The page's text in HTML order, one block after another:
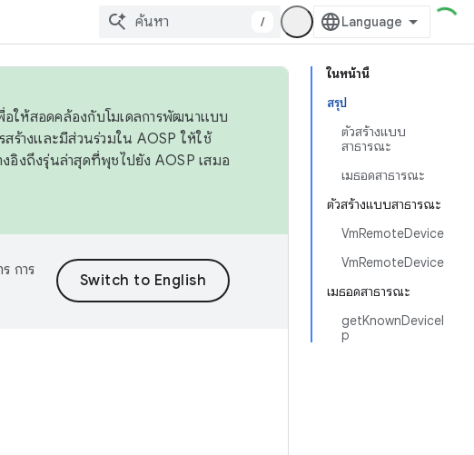
/
ในหน้านี้
สรุป
ตัวสร้างแบบ
สาธารณะ
เมธอดสาธารณะ
ตัวสร้างแบบสาธารณะ
VmRemoteDevice
VmRemoteDevice
เมธอดสาธารณะ
getKnownDeviceI
p
อให้สอดคล้องกับโมเดลการพัฒนาแบบ
ร้างและมีส่วนร่วมใน AOSP ให้ใช้
อิงถึงรุ่นล่าสุดที่พุชไปยัง AOSP เสมอ
การ